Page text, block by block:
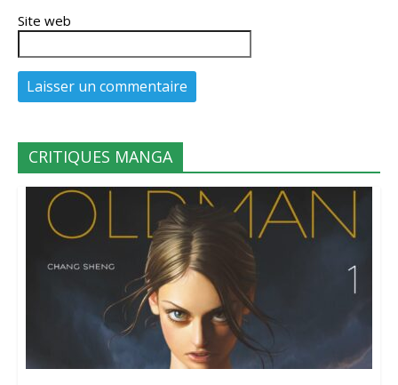
Site web
CRITIQUES MANGA